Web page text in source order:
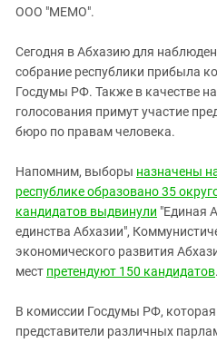
Дагестан
Кабардино-Балкария
Калмыкия
Карачаево-Черкесия
Нагорный Карабах
Российская Федерация
Ростовская область
Северная Осетия - Алания
ООО "МЕМО".
Сегодня в Абхазию для
собрание республики прибыла
Госдумы РФ. Также в качестве
голосования примут участие
бюро по правам человека.
Напомним, выборы назначены
республике образовано 35
кандидатов выдвинули "Единая
единства Абхазии",
экономического развития
мест претендуют 150 кандидатов.
В комиссии Госдумы РФ,
представители различных